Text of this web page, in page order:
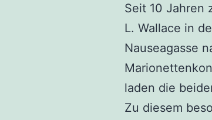
Seit 10 Jahren
L. Wallace in
Nauseagasse
laden die
Zu diesem